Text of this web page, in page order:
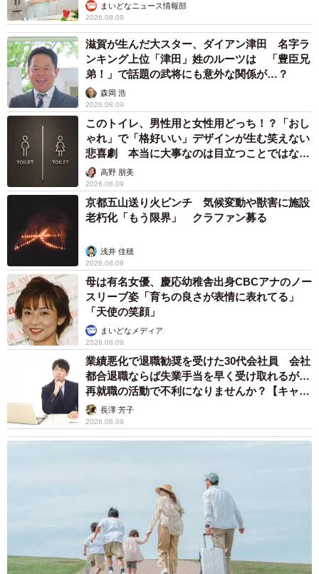
まいどなニュース情報部
2026.08.09
滋賀が生んだ大スター、ダイアン津田 名字ラ
ンキング上位「津田」姓のルーツは 「豊臣兄
弟！」で話題の武将にも意外な関係が…？
森岡 浩
2026.08.09
このトイレ、男性用と女性用どっち！？「おし
ゃれ」で「格好いい」デザインが生む笑えない
悲喜劇 本当に大事なのは目立つことではな
く…高野 朋美
2026.08.09
京都五山送り火ピンチ 気候変動や獣害に施設
老朽化「もう限界」 クラファン募る
浅井 佳穂
2026.08.09
母は有名女優、慶応幼稚舎出身CBCアナのノー
スリーブ姿「育ちの良さが表情に表れてる」
「天使の笑顔」
まいどなメディア
2026.08.09
業績悪化で退職勧奨を受けた30代会社員 会社
都合退職ならば失業手当を早く受け取れるが…
再就職の活動で不利になりませんか？【キャリ
アカウンセラーが解説】
長澤 芳子
2026.08.09